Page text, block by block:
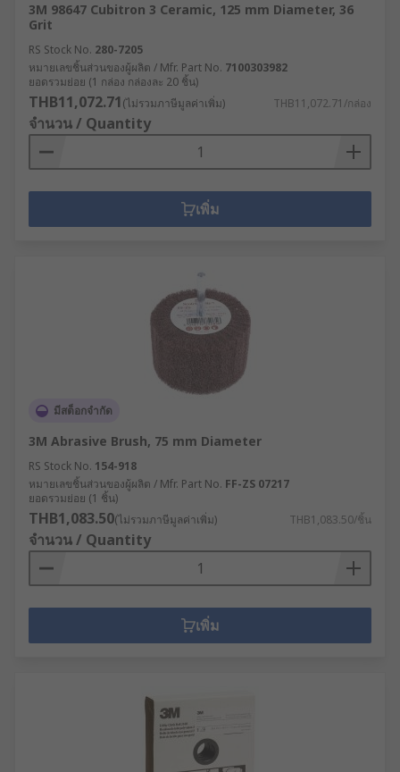
3M 98647 Cubitron 3 Ceramic, 125 mm Diameter, 36
Grit
RS Stock No. 280-7205
หมายเลขชิ้นส่วนของผู้ผลิต / Mfr. Part No. 7100303982
ยอดรวมย่อย (1 กล่อง กล่องละ 20 ชิ้น)
THB11,072.71(ไม่รวมภาษีมูลค่าเพิ่ม) THB11,072.71/กล่อง
จำนวน / Quantity
เพิ่ม
มีสต็อกจำกัด
3M Abrasive Brush, 75 mm Diameter
RS Stock No. 154-918
หมายเลขชิ้นส่วนของผู้ผลิต / Mfr. Part No. FF-ZS 07217
ยอดรวมย่อย (1 ชิ้น)
THB1,083.50(ไม่รวมภาษีมูลค่าเพิ่ม) THB1,083.50/ชิ้น
จำนวน / Quantity
เพิ่ม